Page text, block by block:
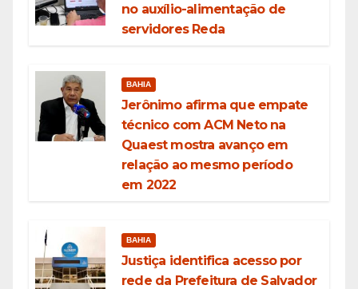
no auxílio-alimentação de
servidores Reda
BAHIA
Jerônimo afirma que empate
técnico com ACM Neto na
Quaest mostra avanço em
relação ao mesmo período
em 2022
BAHIA
Justiça identifica acesso por
rede da Prefeitura de Salvador